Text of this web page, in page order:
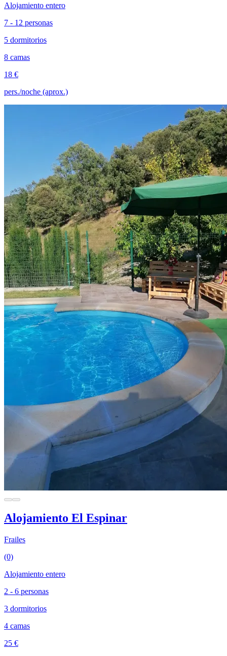
Alojamiento entero
7 - 12 personas
5 dormitorios
8 camas
18 €
pers./noche (aprox.)
Alojamiento El Espinar
Frailes
(0)
Alojamiento entero
2 - 6 personas
3 dormitorios
4 camas
25 €